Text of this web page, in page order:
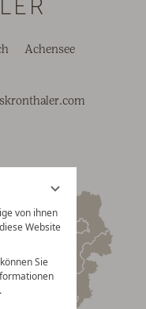
von ihnen
Website
Sie
Achensee